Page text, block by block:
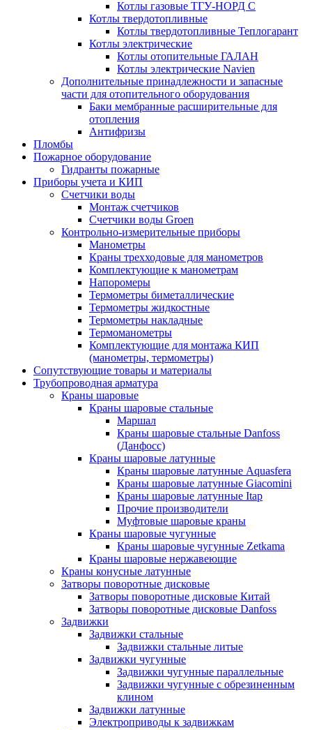
Котлы газовые ТГУ-НОРД С
Котлы твердотопливные
Котлы твердотопливные Теплогарант
Котлы электрические
Котлы отопительные ГАЛАН
Котлы электрические Navien
Дополнительные принадлежности и запасные
части для отопительного оборудования
Баки мембранные расширительные для
отопления
Антифризы
Пломбы
Пожарное оборудование
Гидранты пожарные
Приборы учета и КИП
Счетчики воды
Монтаж счетчиков
Счетчики воды Groen
Контрольно-измерительные приборы
Манометры
Краны трехходовые для манометров
Комплектующие к манометрам
Напоромеры
Термометры биметаллические
Термометры жидкостные
Термометры накладные
Термоманометры
Комплектующие для монтажа КИП
(манометры, термометры)
Сопутствующие товары и материалы
Трубопроводная арматура
Краны шаровые
Краны шаровые стальные
Маршал
Краны шаровые стальные Danfoss
(Данфосс)
Краны шаровые латунные
Краны шаровые латунные Aquasfera
Краны шаровые латунные Giacomini
Краны шаровые латунные Itap
Прочие производители
Муфтовые шаровые краны
Краны шаровые чугунные
Краны шаровые чугунные Zetkama
Краны шаровые нержавеющие
Краны конусные латунные
Затворы поворотные дисковые
Затворы поворотные дисковые Китай
Затворы поворотные дисковые Danfoss
Задвижки
Задвижки стальные
Задвижки стальные литые
Задвижки чугунные
Задвижки чугунные параллельные
Задвижки чугунные с обрезиненным
клином
Задвижки латунные
Электроприводы к задвижкам